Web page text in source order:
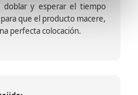
y esperar el tiempo
que el producto macere,
perfecta colocación.